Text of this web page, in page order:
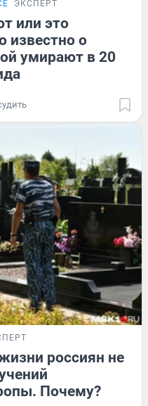
ЭКСПЕРТ
или это
известно о
умирают в 20
россиян не
Почему?